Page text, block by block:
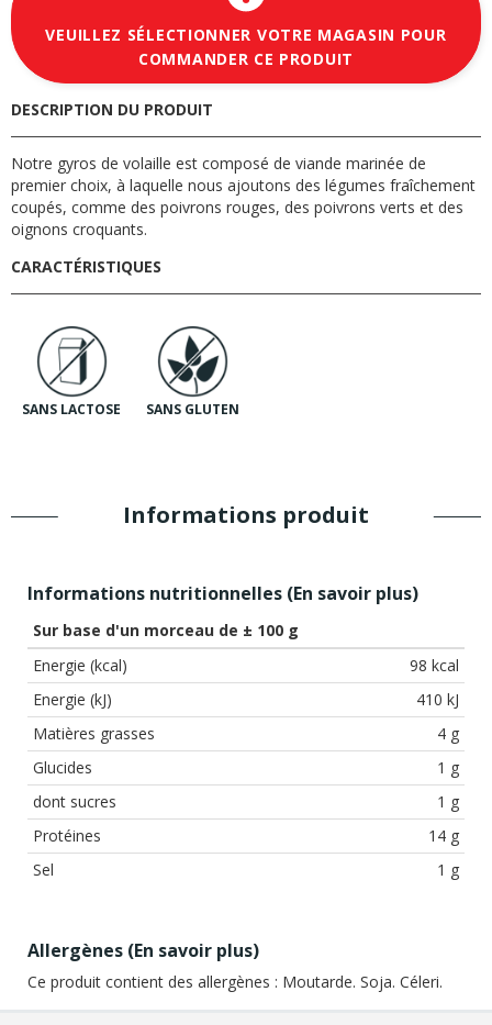
VEUILLEZ SÉLECTIONNER VOTRE MAGASIN POUR
COMMANDER CE PRODUIT
DESCRIPTION DU PRODUIT
Notre gyros de volaille est composé de viande marinée de
premier choix, à laquelle nous ajoutons des légumes fraîchement
coupés, comme des poivrons rouges, des poivrons verts et des
oignons croquants.
CARACTÉRISTIQUES
SANS LACTOSE SANS GLUTEN
Informations produit
Informations nutritionnelles (En savoir plus)
Sur base d'un morceau de ± 100 g
Energie (kcal)
98 kcal
Energie (kJ)
410 kJ
Matières grasses
4 g
Glucides
1 g
dont sucres
1 g
Protéines
14 g
Sel
1 g
Allergènes (En savoir plus)
Ce produit contient des allergènes : Moutarde. Soja. Céleri.